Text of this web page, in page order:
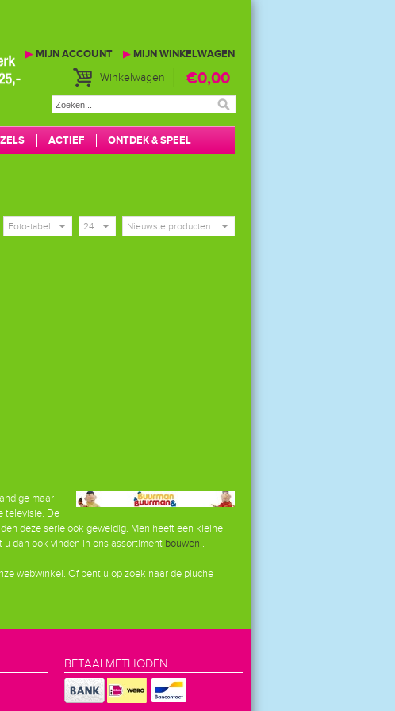
▶ MIJN ACCOUNT ▶ MIJN WINKELWAGEN
Winkelwagen
€0,00
ACTIEF ONTDEK & SPEEL
Nieuwste producten
Foto-tabel 24
maar
televisie. De
deze serie ook geweldig. Men heeft een kleine
dan ook vinden in ons assortiment bouwen .
webwinkel. Of bent u op zoek naar de pluche
BETAALMETHODEN